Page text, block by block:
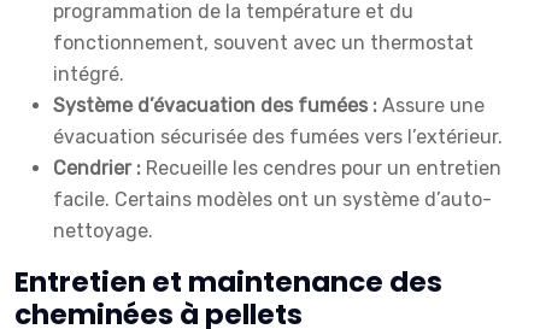
programmation de la température et du
fonctionnement, souvent avec un thermostat
intégré.
Système d’évacuation des fumées : Assure une
évacuation sécurisée des fumées vers l’extérieur.
Cendrier : Recueille les cendres pour un entretien
facile. Certains modèles ont un système d’auto-
nettoyage.
Entretien et maintenance des
cheminées à pellets